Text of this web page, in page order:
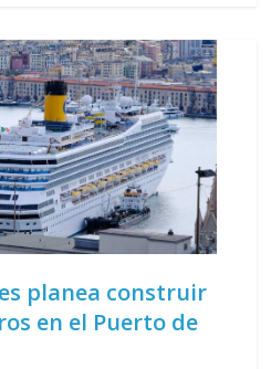
planea construir
en el Puerto de